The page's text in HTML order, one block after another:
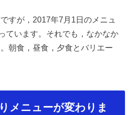
すが，2017年7月1日のメニュ
ています。それでも，なかなか
朝食，昼食，夕食とバリエー
メニューが変わりま